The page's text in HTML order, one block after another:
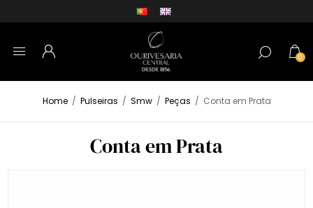
0
Home / Pulseiras / Smw / Peças / Conta em Prata
Conta em Prata